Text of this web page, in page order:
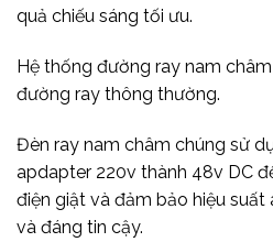
quả chiếu sáng tối ưu.
Hệ thống đường ray nam
đường ray thông thường.
Đèn ray nam châm chúng sử
apdapter 220v thành 48v DC
điện giật và đảm bảo hiệu suất
và đáng tin cậy.